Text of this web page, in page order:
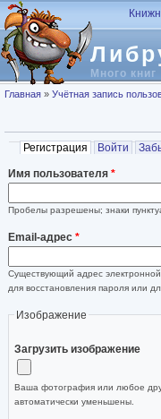
Перейти к основному
Много книг
Вы здесь
Главная » Учётная запись
Главные вкладки
Регистрация (активная
Войти
Имя пользователя *
Пробелы разрешены; знаки
Email-адрес *
Существующий адрес
для восстановления пароля или
Изображение
Загрузить изображение
Ваша фотография или любое
автоматически уменьшены.